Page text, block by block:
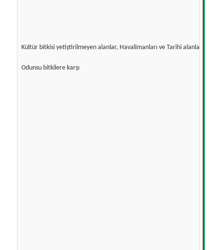
Kültür bitkisi yetiştirilmeyen alanlar, Havalimanları ve Tarihi alanlarda
Odunsu bitkilere karşı